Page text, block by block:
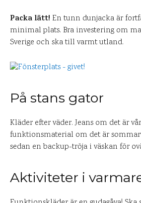
Packa lätt! En tunn dunjacka är
minimal plats. Bra investering om
Sverige och ska till varmt utland.
På stans gator
Kläder efter väder. Jeans om det är
funktionsmaterial om det är
sedan en backup-tröja i väskan för
Aktiviteter i